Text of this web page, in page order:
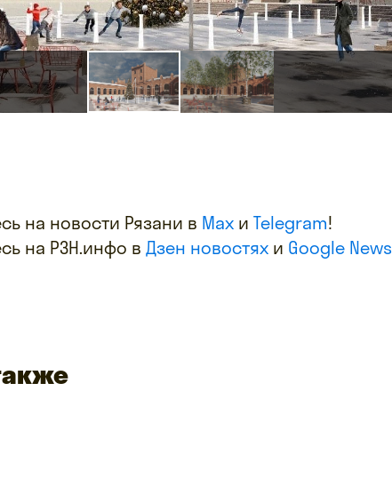
на новости Рязани в Max и Telegram!
на РЗН.инфо в Дзен новостях и Google News